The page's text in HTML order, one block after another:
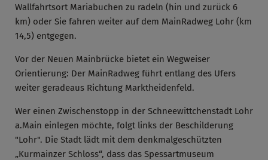
Wallfahrtsort Mariabuchen zu radeln (hin und zurück 6
km) oder Sie fahren weiter auf dem MainRadweg Lohr (km
14,5) entgegen.
Vor der Neuen Mainbrücke bietet ein Wegweiser
Orientierung: Der MainRadweg führt entlang des Ufers
weiter geradeaus Richtung Marktheidenfeld.
Wer einen Zwischenstopp in der Schneewittchenstadt Lohr
a.Main einlegen möchte, folgt links der Beschilderung
"Lohr". Die Stadt lädt mit dem denkmalgeschützten
„Kurmainzer Schloss“, dass das Spessartmuseum